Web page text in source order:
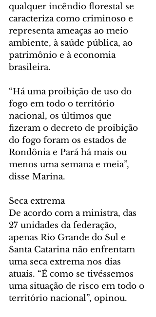
qualquer incêndio florestal se
caracteriza como criminoso e
representa ameaças ao meio
ambiente, à saúde pública, ao
patrimônio e à economia
brasileira.
“Há uma proibição de uso do
fogo em todo o território
nacional, os últimos que
fizeram o decreto de proibição
do fogo foram os estados de
Rondônia e Pará há mais ou
menos uma semana e meia”,
disse Marina.
Seca extrema
De acordo com a ministra, das
27 unidades da federação,
apenas Rio Grande do Sul e
Santa Catarina não enfrentam
uma seca extrema nos dias
atuais. “É como se tivéssemos
uma situação de risco em todo o
território nacional”, opinou.